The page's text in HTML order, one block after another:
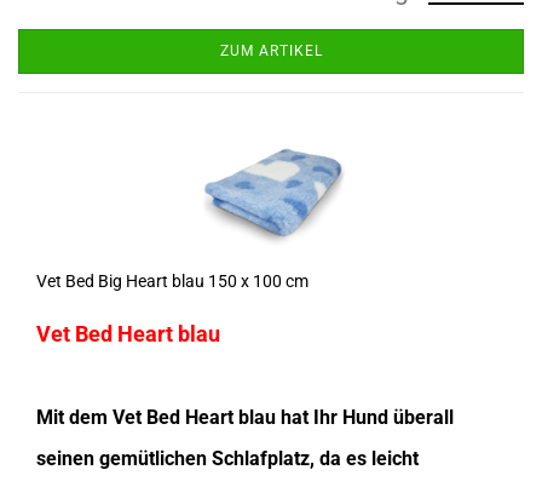
ZUM ARTIKEL
Vet Bed Big Heart blau 150 x 100 cm
Vet Bed Heart blau
Mit dem Vet Bed Heart blau hat Ihr Hund überall
seinen gemütlichen Schlafplatz, da es leicht